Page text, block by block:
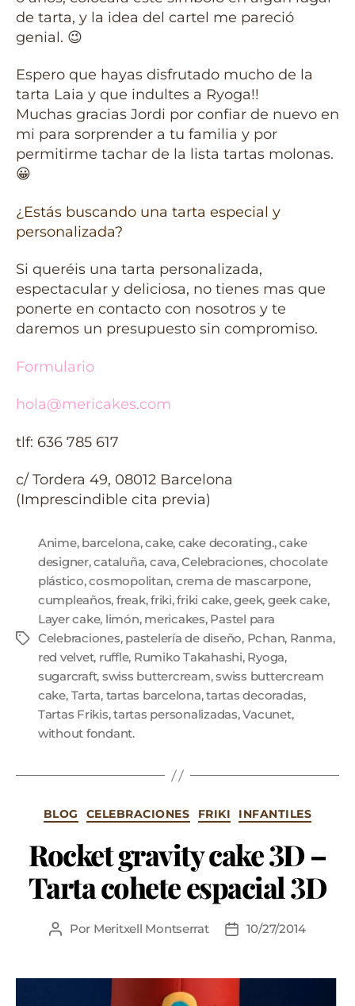
de tarta, y la idea del cartel me pareció
genial. 😉
Espero que hayas disfrutado mucho de la
tarta Laia y que indultes a Ryoga!!
Muchas gracias Jordi por confiar de nuevo en
mi para sorprender a tu familia y por
permitirme tachar de la lista tartas molonas.
😀
¿Estás buscando una tarta especial y
personalizada?
Si queréis una tarta personalizada,
espectacular y deliciosa, no tienes mas que
ponerte en contacto con nosotros y te
daremos un presupuesto sin compromiso.
Formulario
hola@mericakes.com
tlf: 636 785 617
c/ Tordera 49, 08012 Barcelona
(Imprescindible cita previa)
Anime, barcelona,cake, cake decorating.,cake
designer,cataluña, cava,Celebraciones, chocolate
plástico,cosmopolitan, crema de mascarpone,
cumpleaños, freak,friki,friki cake,geek, geek cake,
Layer cake, limón, mericakes, Pastel para
Celebraciones, pastelería de diseño, Pchan, Ranma,
red velvet, ruffle, Rumiko Takahashi, Ryoga,
sugarcraft, swiss buttercream,swiss buttercream
cake, Tarta, tartas barcelona,tartas decoradas,
Tartas Frikis,tartas personalizadas,Vacunet,
without fondant.
BLOG CELEBRACIONES FRIKI INFANTILES
Rocket gravity cake 3D –
Tarta cohete espacial 3D
Por Meritxell Montserrat 10/27/2014